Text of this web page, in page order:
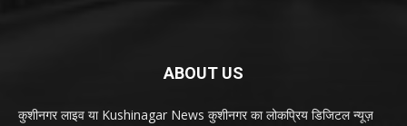
ABOUT US
कुशीनगर लाइव या Kushinagar News कुशीनगर का लोकप्रिय डिजिटल न्यूज़